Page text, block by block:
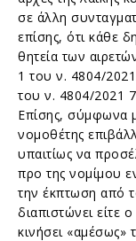
σε άλλη
επίσης, ότι κάθε
θητεία των
1 του ν. 4804/
του ν. 4804/2021
Επίσης, σύμφωνα
νομοθέτης
υπαιτίως να
προ της νομίμου
την έκπτωση από
διαπιστώνει είτε
κινήσει «αμέσως»